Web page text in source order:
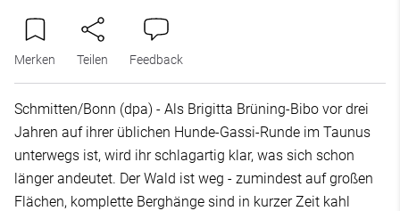
Merken Teilen Feedback
Schmitten/Bonn (dpa) - Als Brigitta Brüning-Bibo vor drei
Jahren auf ihrer üblichen Hunde-Gassi-Runde im Taunus
unterwegs ist, wird ihr schlagartig klar, was sich schon
länger andeutet. Der Wald ist weg - zumindest auf großen
Flächen, komplette Berghänge sind in kurzer Zeit kahl